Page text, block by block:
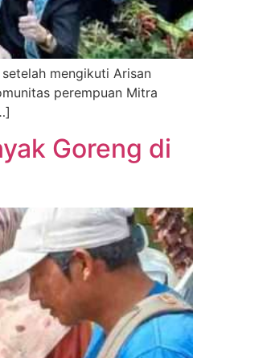
mengikuti Arisan
perempuan Mitra
Goreng di